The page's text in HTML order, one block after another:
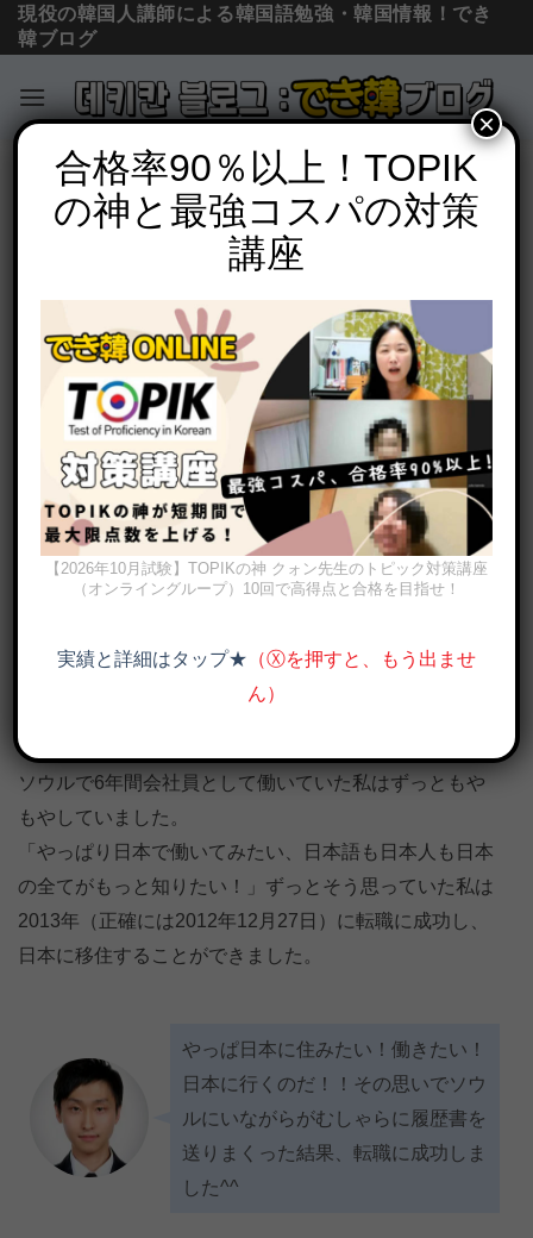
Skip
content
現役の韓国人講師による韓国語勉強・韓国情報！でき
韓ブログ
コラム＆ニュース
日本在住の韓国人が感じる「日本が韓国
より不便なところ」-後編
POSTED ON2021年3月19日 BY でき韓 パク先生
ソウルで6年間会社員として働いていた私はずっともや
もやしていました。
「やっぱり日本で働いてみたい、日本語も日本人も日本
の全てがもっと知りたい！」ずっとそう思っていた私は
2013年（正確には2012年12月27日）に転職に成功し、
日本に移住することができました。
やっぱ日本に住みたい！働きたい！
日本に行くのだ！！その思いでソウ
ルにいながらがむしゃらに履歴書を
送りまくった結果、転職に成功しま
した^^
合格率90％以上！TOPIK
の神と最強コスパの対策
講座
【2026年10月試験】TOPIKの神 クォン先生のトピック対策講座
（オンライングループ）10回で高得点と合格を目指せ！
実績と詳細はタップ★ （Ⓧを押すと、もう出ませ
ん）
×